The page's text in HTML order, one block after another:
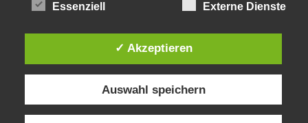
Essenziell Externe Dienste
✓ Akzeptieren
Auswahl speichern